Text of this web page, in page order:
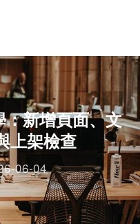
新增頁面、文
上架檢查
06-04